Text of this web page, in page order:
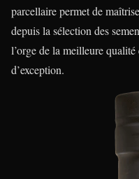
parcellaire permet de
depuis la sélection des
l’orge de la meilleure
d’exception.